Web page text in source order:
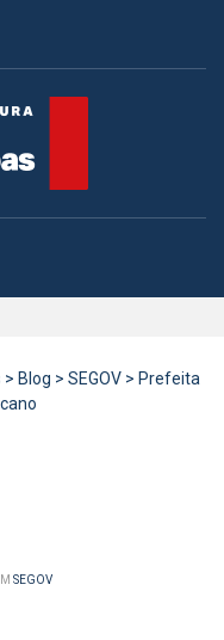
> Blog > SEGOV > Prefeita
SEGOV